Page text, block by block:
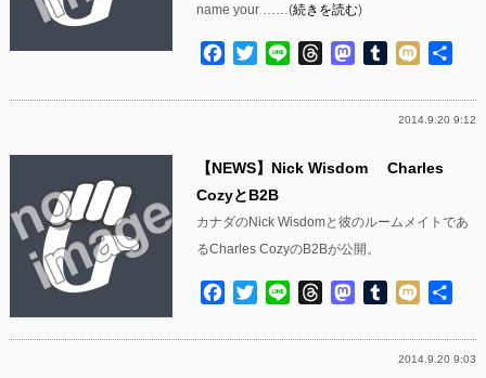
name your ……(続きを読む)
Facebook
TwitterLine ThreadsMastodon
Tumblr
Mixi
2014.9.20 9:12
【NEWS】Nick Wisdom Charles
CozyとB2B
カナダのNick Wisdomと彼のルームメイトであ
るCharles CozyのB2Bが公開。
Facebook
TwitterLine ThreadsMastodon
Tumblr
Mixi
2014.9.20 9:03